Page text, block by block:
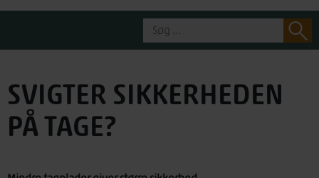
Søg
efter:
SVIGTER SIKKERHEDEN
PÅ TAGE?